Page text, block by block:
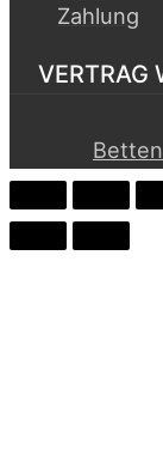
Zahlung
VERTRAG